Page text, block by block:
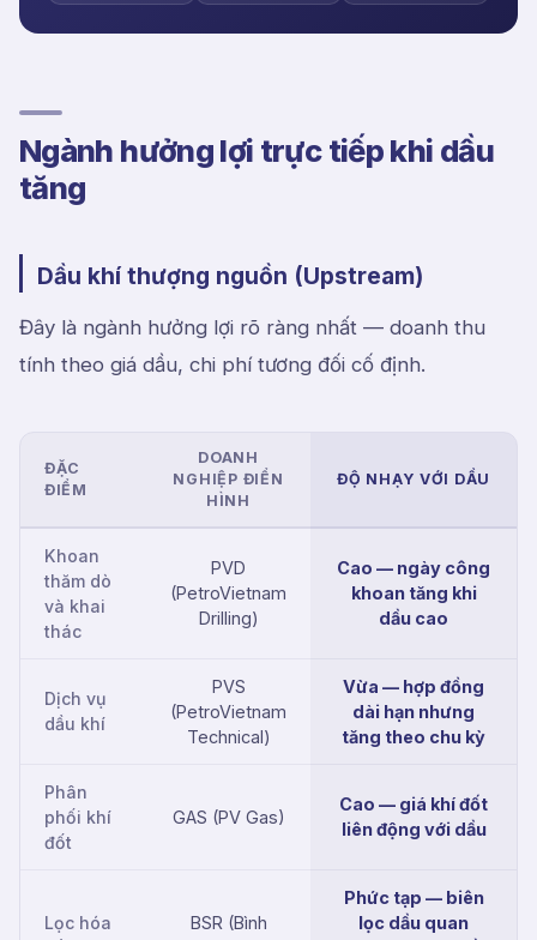
Ngành hưởng lợi trực tiếp khi dầu
tăng
Dầu khí thượng nguồn (Upstream)
Đây là ngành hưởng lợi rõ ràng nhất — doanh thu
tính theo giá dầu, chi phí tương đối cố định.
ĐẶC
ĐIỂM
DOANH
NGHIỆP ĐIỂN
HÌNH
ĐỘ NHẠY VỚI DẦU
Khoan
thăm dò
và khai
thác
PVD
(PetroVietnam
Drilling)
Cao — ngày công
khoan tăng khi
dầu cao
Dịch vụ
dầu khí
PVS
(PetroVietnam
Technical)
Vừa — hợp đồng
dài hạn nhưng
tăng theo chu kỳ
Phân
phối khí
đốt
GAS (PV Gas)
Cao — giá khí đốt
liên động với dầu
Lọc hóa
BSR (Bình
Phức tạp — biên
lọc dầu quan